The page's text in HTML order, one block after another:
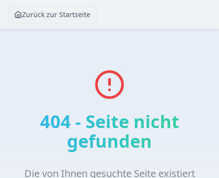
Zurück zur Startseite
404 - Seite nicht
gefunden
Die von Ihnen gesuchte Seite existiert